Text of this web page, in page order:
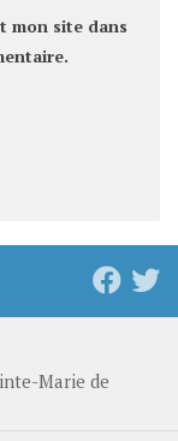
mon site dans
Marie de